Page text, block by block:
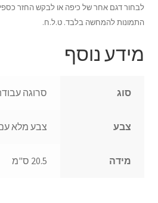
לבחור דגם אחר של כיפה או לבקש החזר
התמונות להמחשה בלבד. ט.ל.ח.
מידע נוסף
סוג סרוגה
צבע צבע מלא
מידה 20.5 ס"מ